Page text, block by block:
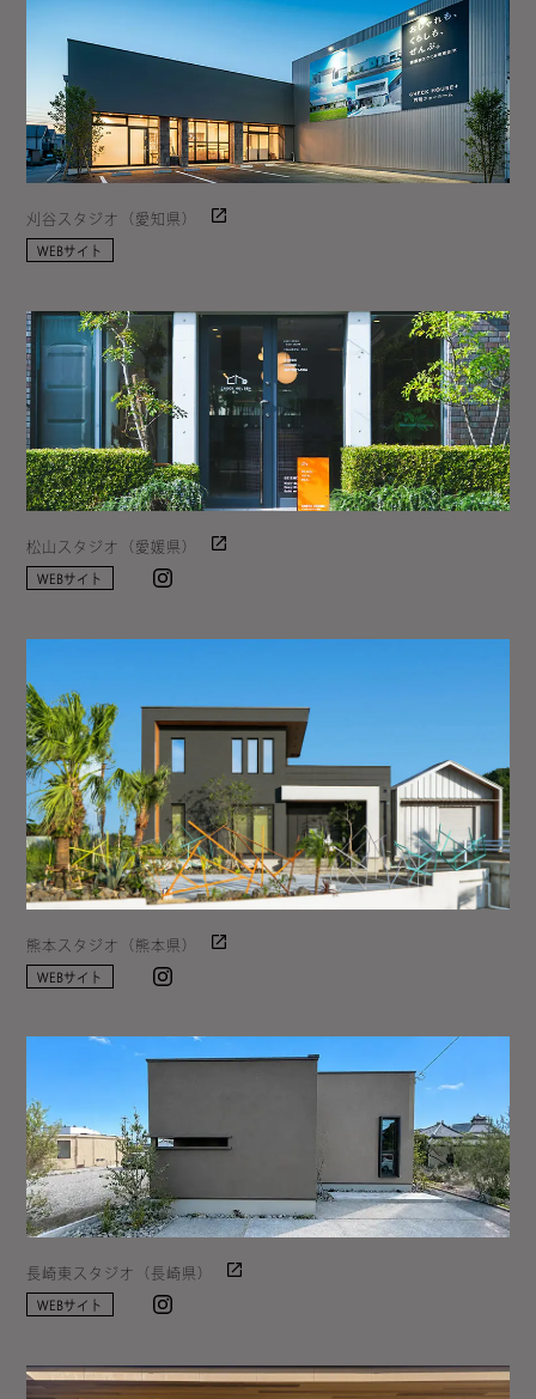
刈谷スタジオ（愛知県）
WEBサイト
松山スタジオ（愛媛県）
WEBサイト
熊本スタジオ（熊本県）
WEBサイト
長崎東スタジオ（長崎県）
WEBサイト